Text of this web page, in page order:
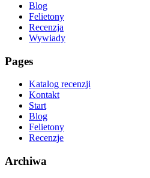
Blog
Felietony
Recenzja
Wywiady
Pages
Katalog recenzji
Kontakt
Start
Blog
Felietony
Recenzje
Archiwa